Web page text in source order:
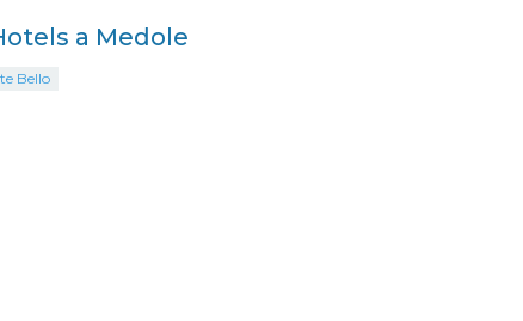
a Medole
Bello